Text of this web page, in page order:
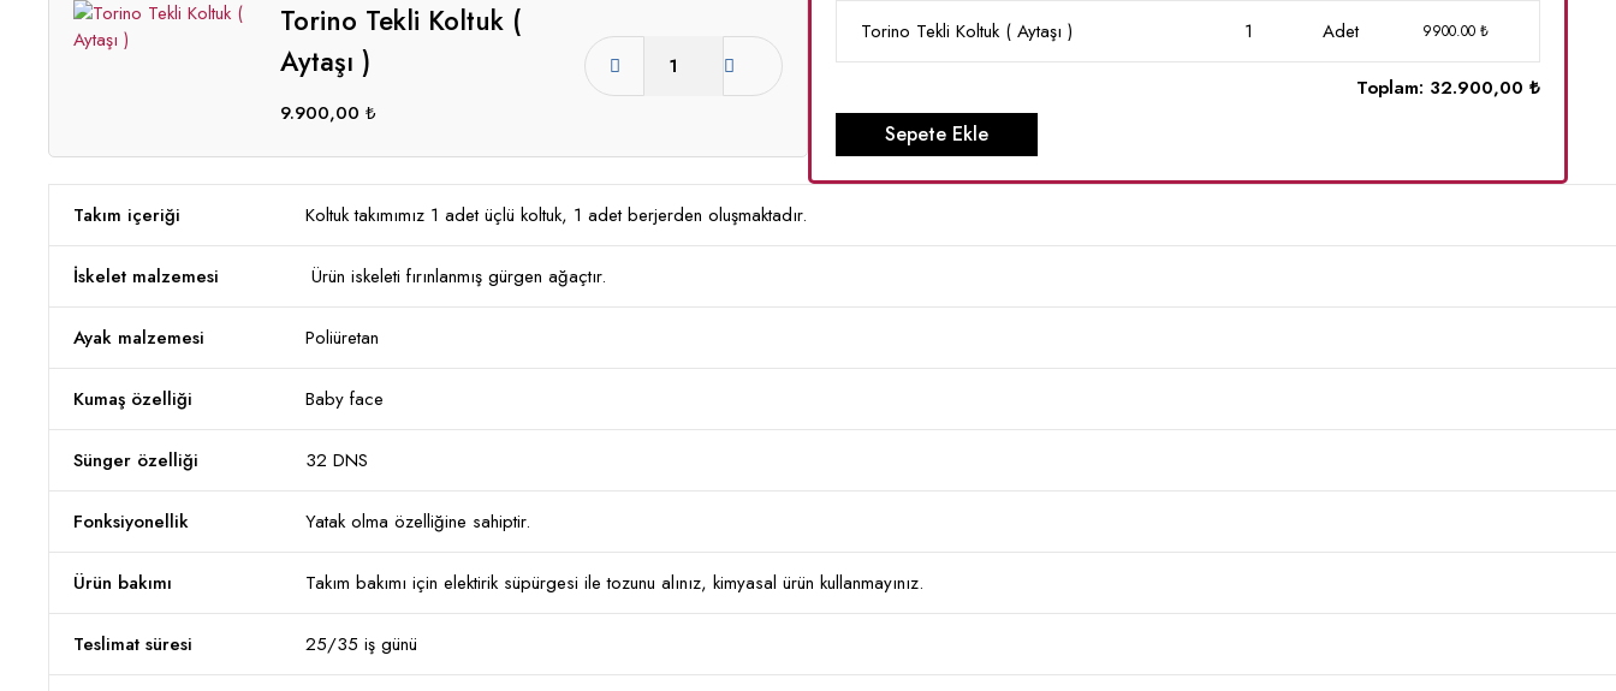
Torino Tekli Koltuk (
Aytaşı )
9.900,00₺
Torino Tekli Koltuk ( Aytaşı ) 1 Adet 9900.00 ₺
Toplam: 32.900,00 ₺
Sepete Ekle
Takım içeriği Koltuk takımımız 1 adet üçlü koltuk, 1 adet berjerden oluşmaktadır.
İskelet malzemesi Ürün iskeleti fırınlanmış gürgen ağaçtır.
Ayak malzemesi Poliüretan
Kumaş özelliği Baby face
Sünger özelliği 32 DNS
Fonksiyonellik Yatak olma özelliğine sahiptir.
Ürün bakımı Takım bakımı için elektirik süpürgesi ile tozunu alınız, kimyasal ürün kullanmayınız.
Teslimat süresi 25/35 iş günü